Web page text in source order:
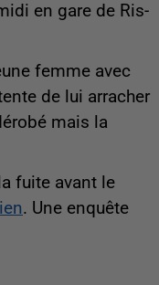
en gare de Ris-
femme avec
de lui arracher
mais la
fuite avant le
. Une enquête